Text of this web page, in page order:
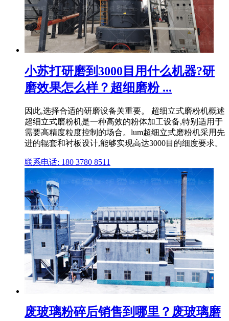
小苏打研磨到3000目用什么机器?研
磨效果怎么样？超细磨粉 ...
因此,选择合适的研磨设备关重要。 超细立式磨粉机概述
超细立式磨粉机是一种高效的粉体加工设备,特别适用于
需要高精度粒度控制的场合。lum超细立式磨粉机采用先
进的辊套和衬板设计,能够实现高达3000目的细度要求。
联系电话: 180 3780 8511
废玻璃粉碎后销售到哪里？废玻璃磨